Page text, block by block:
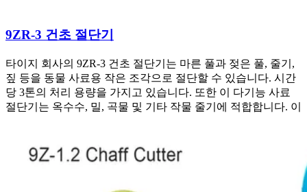
9ZR-3 건초 절단기
타이지 회사의 9ZR-3 건초 절단기는 마른 풀과 젖은 풀, 줄기,
짚 등을 동물 사료용 작은 조각으로 절단할 수 있습니다. 시간
당 3톤의 처리 용량을 가지고 있습니다. 또한 이 다기능 사료
절단기는 옥수수, 밀, 곡물 및 기타 작물 줄기에 적합합니다. 이